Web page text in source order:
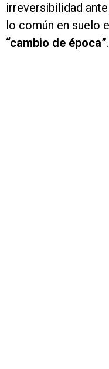
irreversibilidad
lo común en suelo
“cambio de época”.